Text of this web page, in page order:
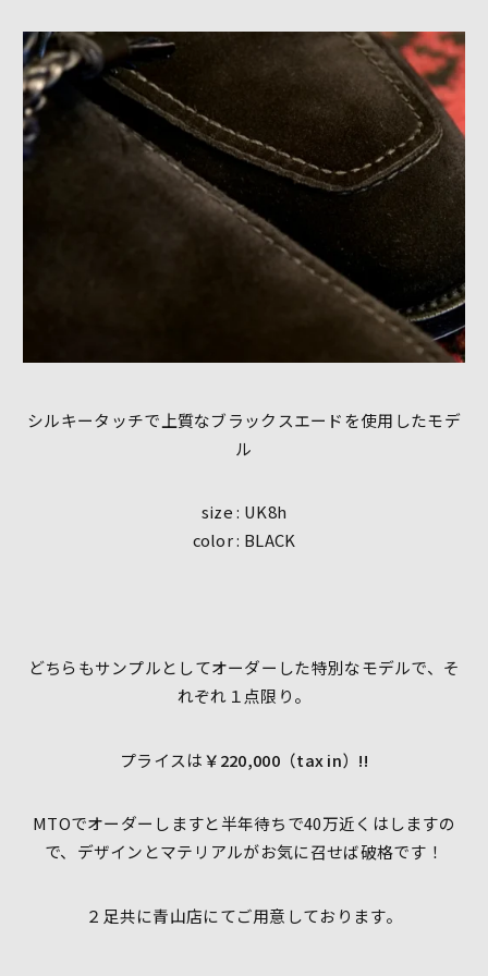
シルキータッチで上質なブラックスエードを使用したモデ
ル
size : UK8h
color : BLACK
どちらもサンプルとしてオーダーした特別なモデルで、そ
れぞれ１点限り。
プライスは￥220,000（tax in）!!
MTOでオーダーしますと半年待ちで40万近くはしますの
で、デザインとマテリアルがお気に召せば破格です！
２足共に青山店にてご用意しております。